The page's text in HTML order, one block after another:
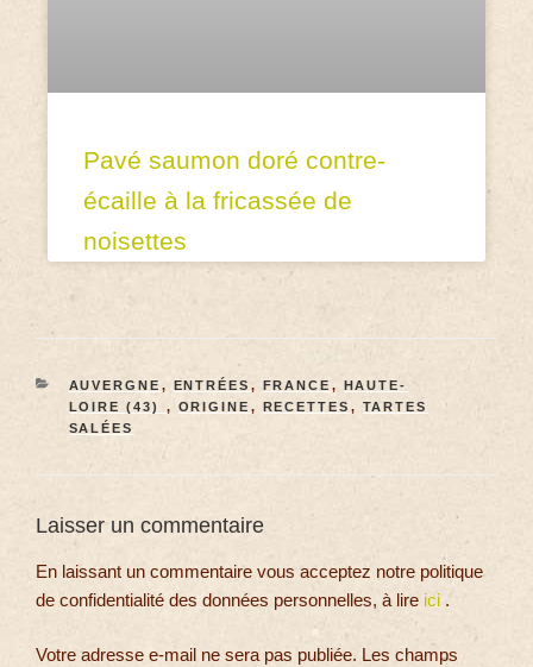
Pavé saumon doré contre-
écaille à la fricassée de
noisettes
AUVERGNE , ENTRÉES , FRANCE ,
HAUTE-
LOIRE (43) , ORIGINE , RECETTES , TARTES
SALÉES
Laisser un commentaire
En laissant un commentaire vous acceptez notre politique
de confidentialité des données personnelles, à lire ici .
Votre adresse e-mail ne sera pas publiée. Les champs